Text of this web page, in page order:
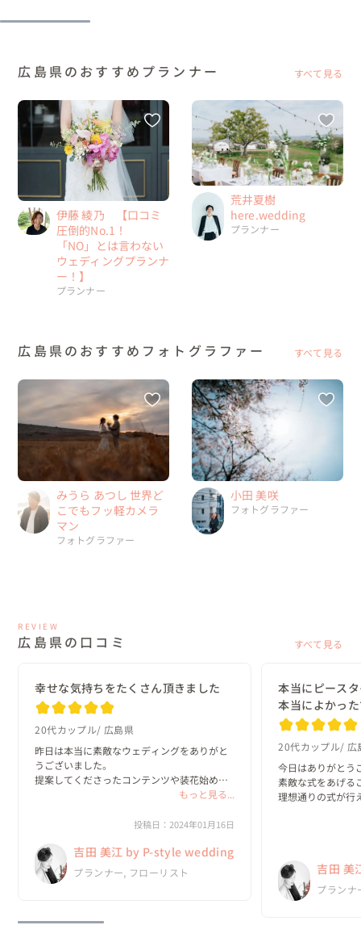
広島県のおすすめプランナー すべて見る
伊藤 綾乃 【口コミ
圧倒的No.1！
「NO」とは言わない
ウェディングプランナ
ー！】
プランナー
荒井夏樹
here.wedding
プランナー
広島県のおすすめフォトグラファー すべて見る
みうら あつし 世界ど
こでもフッ軽カメラ
マン
フォトグラファー
小田 美咲
フォトグラファー
REVIEW
広島県の口コミ すべて見る
幸せな気持ちをたくさん頂きました
20代カップル 広島県
昨日は本当に素敵なウェディングをありがと
うございました。
提案してくださったコンテンツや装花始め会
敵で終始興奮してました！
し、インタビューや...
もっと見る...
投稿日：2024年01月16日
吉田 美江 by P-style wedding
プランナー, フローリスト
本当にピース
本当によかっ
20代カップル 広
今日はありがとう
素敵な式をあげる
理想通りの式が行
ご縁があったらま
す。...
吉田
プランナ